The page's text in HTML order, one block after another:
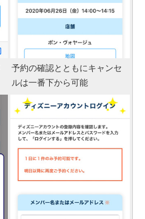
予約の確認とともにキャンセ
ルは一番下から可能